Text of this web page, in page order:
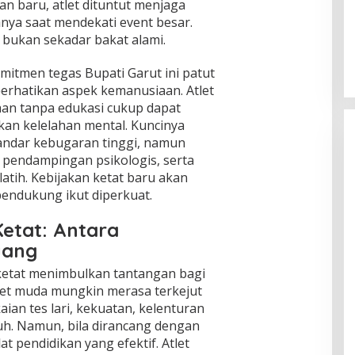
baru, atlet dituntut menjaga
saat mendekati event besar.
sekadar bakat alami.
tegas Bupati Garut ini patut
aspek kemanusiaan. Atlet
tanpa edukasi cukup dapat
kelelahan mental. Kuncinya
kebugaran tinggi, namun
psikologis, serta
Kebijakan ketat baru akan
ikut diperkuat.
Antara
menimbulkan tantangan bagi
muda mungkin merasa terkejut
tes lari, kekuatan, kelenturan
Namun, bila dirancang dengan
pendidikan yang efektif. Atlet
Global Krisis Air, Nuklir Prancis Ikut
Tersengat